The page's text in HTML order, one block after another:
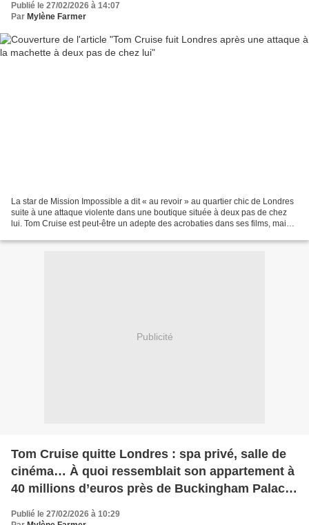
Publié le 27/02/2026 à 14:07
Par Mylène Farmer
La star de Mission Impossible a dit « au revoir » au quartier chic de Londres
suite à une attaque violente dans une boutique située à deux pas de chez
lui. Tom Cruise est peut-être un adepte des acrobaties dans ses films, mais il
Publicité
Tom Cruise quitte Londres : spa privé, salle de
cinéma… À quoi ressemblait son appartement à
40 millions d’euros près de Buckingham Palace
Publié le 27/02/2026 à 10:29